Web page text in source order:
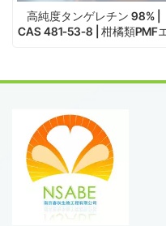
高純度タンゲレチン 98% |
CAS 481-53-8 | 柑橘類PMF